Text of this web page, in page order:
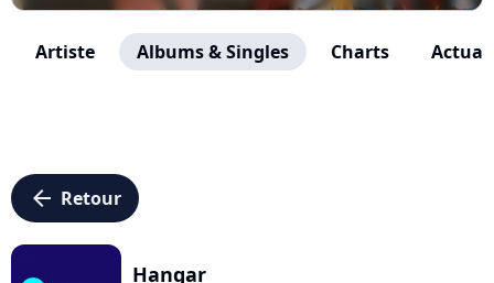
Artiste Albums & Singles Charts
arrow_left Retour
Hangar